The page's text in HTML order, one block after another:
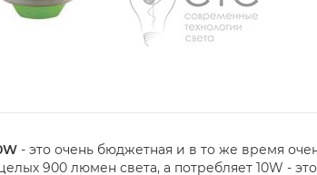
- это очень бюджетная и в то же время
900 люмен света, а потребляет 10W -